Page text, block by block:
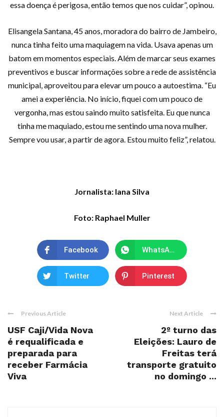
essa doença é perigosa, então temos que nos cuidar”, opinou.
Elisangela Santana, 45 anos, moradora do bairro de Jambeiro,
nunca tinha feito uma maquiagem na vida. Usava apenas um
batom em momentos especiais. Além de marcar seus exames
preventivos e buscar informações sobre a rede de assistência
municipal, aproveitou para elevar um pouco a autoestima. “Eu
amei a experiência. No início, fiquei com um pouco de
vergonha, mas estou saindo muito satisfeita. Eu que nunca
tinha me maquiado, estou me sentindo uma nova mulher.
Sempre vou usar, a partir de agora. Estou muito feliz”, relatou.
Jornalista: Iana Silva
Foto: Raphael Muller
Facebook WhatsApp
Twitter Pinterest
Previous Article
USF Caji/Vida Nova
é requalificada e
preparada para
receber Farmácia
Viva
Next Article
2º turno das
Eleições: Lauro de
Freitas terá
transporte gratuito
no domingo ...